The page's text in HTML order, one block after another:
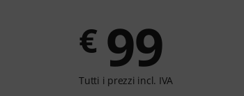
€ 99
Tutti i prezzi incl. IVA